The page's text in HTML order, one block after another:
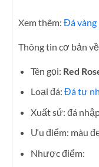
Xem thêm: Đá vàng
Thông tin cơ bản
Tên gọi: Red
Loại đá: Đá tự
Xuất sứ: đá
Ưu điểm: màu
Nhược điểm: